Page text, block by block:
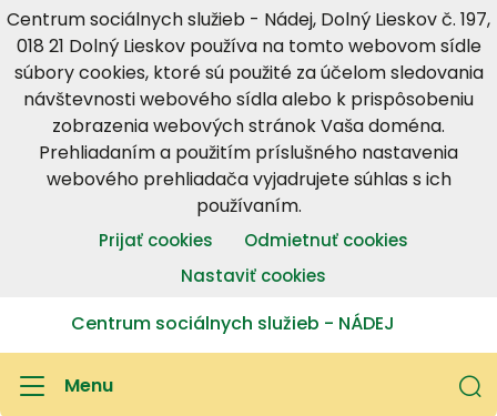
Centrum sociálnych služieb - Nádej, Dolný Lieskov č. 197,
018 21 Dolný Lieskov používa na tomto webovom sídle
súbory cookies, ktoré sú použité za účelom sledovania
návštevnosti webového sídla alebo k prispôsobeniu
zobrazenia webových stránok Vaša doména.
Prehliadaním a použitím príslušného nastavenia
webového prehliadača vyjadrujete súhlas s ich
používaním.
Prijať cookies
Odmietnuť cookies
Nastaviť cookies
Centrum sociálnych služieb - NÁDEJ
Menu